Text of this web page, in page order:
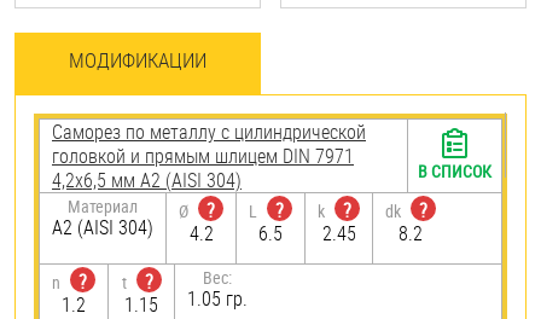
МОДИФИКАЦИИ
Саморез по металлу с цилиндрической
головкой и прямым шлицем DIN 7971
4,2х6,5 мм А2 (AISI 304)
Материал
А2 (AISI 304)
Ø
?
4.2
L
?
6.5
k
?
2.45
dk
?
8.2
n
?
1.2
t
?
1.15
Вес:
1.05 гр.
В СПИСОК